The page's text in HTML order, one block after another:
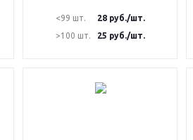
<99 шт. 28 руб./шт.
>100 шт.
25 руб./шт.